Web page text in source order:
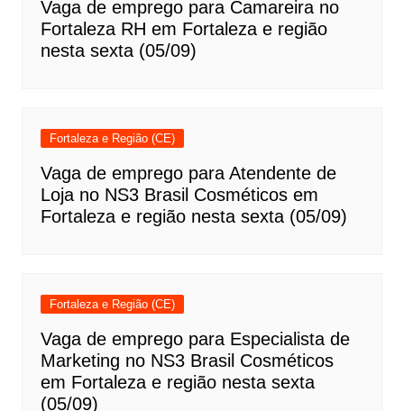
Vaga de emprego para Camareira no
Fortaleza RH em Fortaleza e região
nesta sexta (05/09)
Fortaleza e Região (CE)
Vaga de emprego para Atendente de
Loja no NS3 Brasil Cosméticos em
Fortaleza e região nesta sexta (05/09)
Fortaleza e Região (CE)
Vaga de emprego para Especialista de
Marketing no NS3 Brasil Cosméticos
em Fortaleza e região nesta sexta
(05/09)